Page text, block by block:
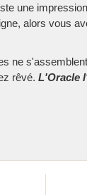
une
alors vous
ne
rêvé. L'Oracle